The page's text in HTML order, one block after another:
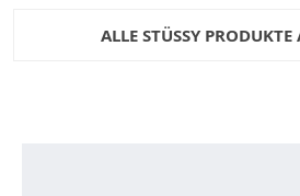
ALLE STÜSSY PRODUKTE